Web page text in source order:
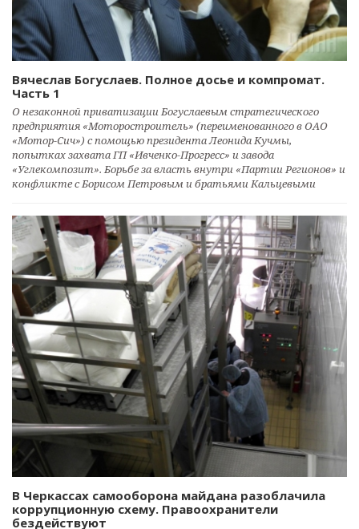
Вячеслав Богуслаев. Полное досье и компромат.
Часть 1
О незаконной приватизации Богуслаевым стратегического
предприятия «Моторостроитель» (переименованного в ОАО
«Мотор-Сич») с помощью президента Леонида Кучмы,
попытках захвата ГП «Ивченко-Прогресс» и завода
«Углекомпозит». Борьбе за власть внутри «Партии Регионов» и
конфликте с Борисом Петровым и братьями Кальцевыми
В Черкассах самооборона майдана разоблачила
коррупционную схему. Правоохранители
бездействуют